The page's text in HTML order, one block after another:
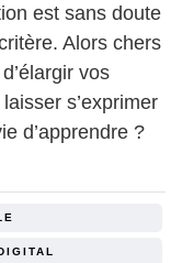
est sans doute
Alors chers
vos
s’exprimer
d’apprendre ?